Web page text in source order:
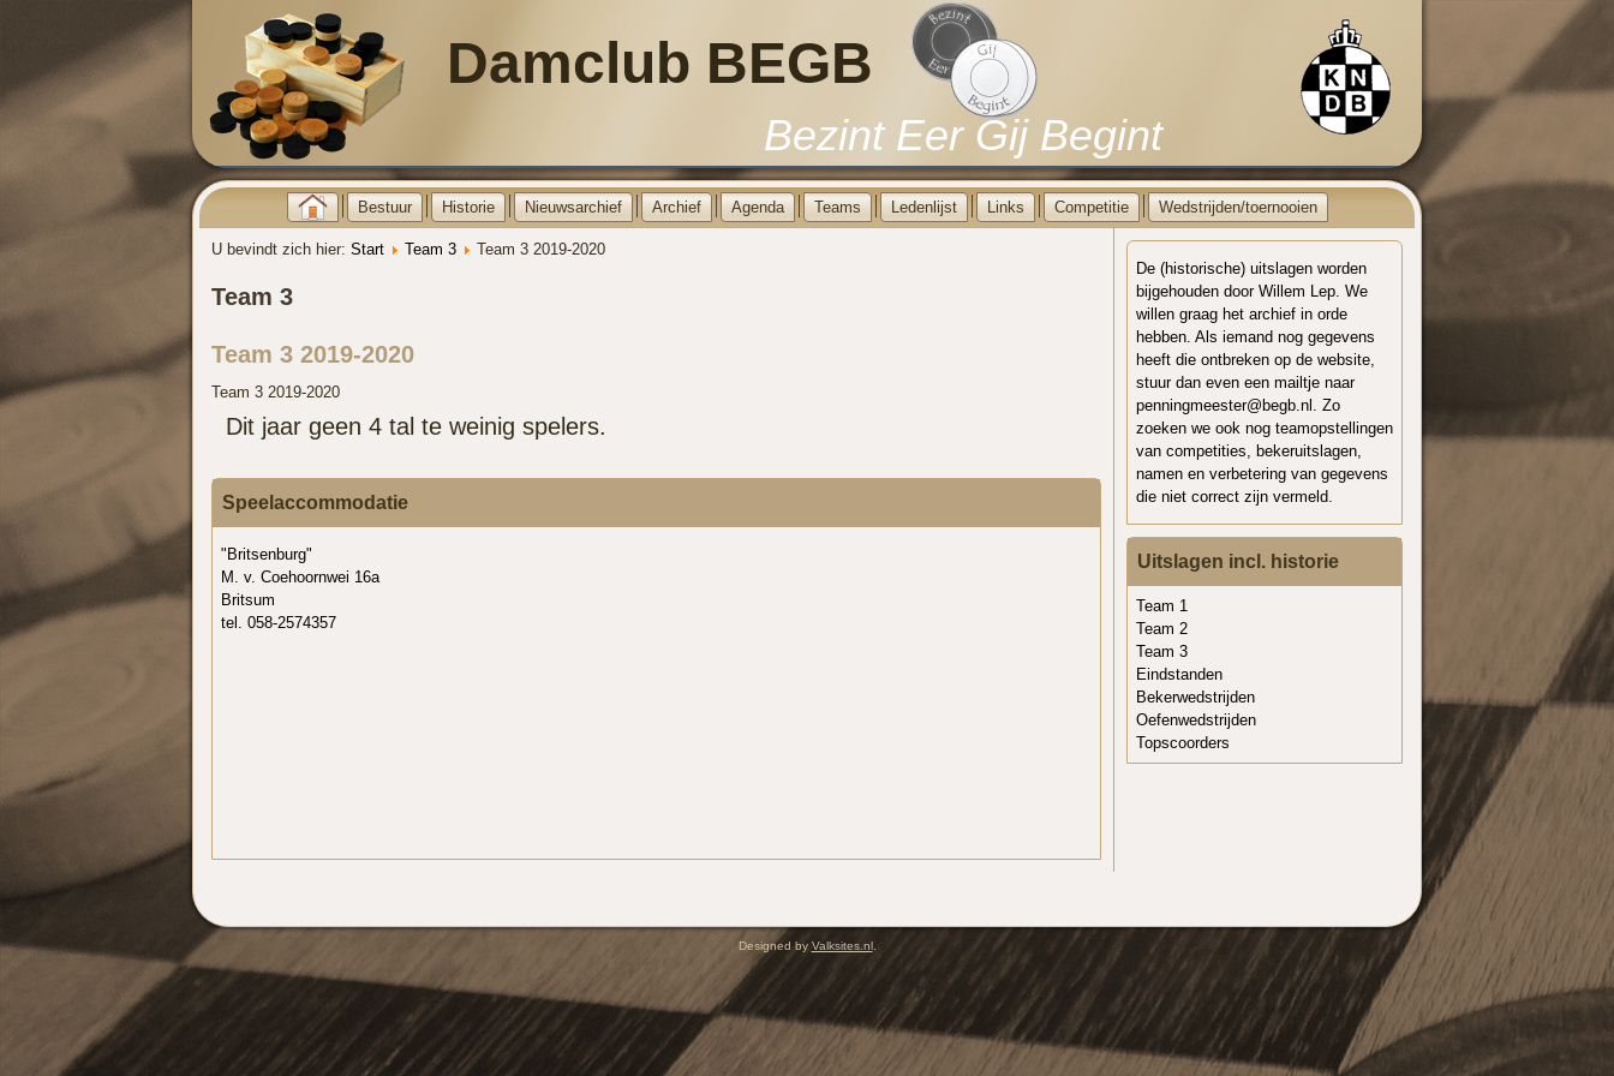
Bezint Eer Gij Begint
Damclub BEGB
Bestuur Historie Nieuwsarchief Archief Agenda Teams Ledenlijst Links Competitie Wedstrijden/toernooien
U bevindt zich hier: Start Team 3 Team 3 2019-2020
Team 3
Team 3 2019-2020
Team 3 2019-2020
Dit jaar geen 4 tal te weinig spelers.
Speelaccommodatie
"Britsenburg"
M. v. Coehoornwei 16a
Britsum
tel. 058-2574357
De (historische) uitslagen worden
bijgehouden door Willem Lep. We
willen graag het archief in orde
hebben. Als iemand nog gegevens
heeft die ontbreken op de website,
stuur dan even een mailtje naar
penningmeester@begb.nl. Zo
zoeken we ook nog teamopstellingen
van competities, bekeruitslagen,
namen en verbetering van gegevens
die niet correct zijn vermeld.
Uitslagen incl. historie
Team 1
Team 2
Team 3
Eindstanden
Bekerwedstrijden
Oefenwedstrijden
Topscoorders
Designed by Valksites.nl.